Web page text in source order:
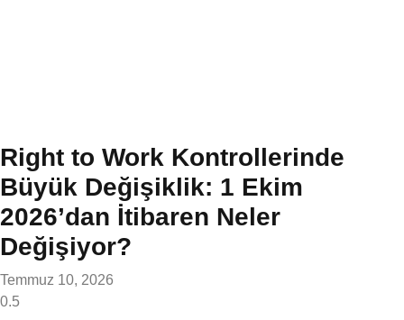
Right to Work Kontrollerinde
Büyük Değişiklik: 1 Ekim
2026’dan İtibaren Neler
Değişiyor?
Temmuz 10, 2026